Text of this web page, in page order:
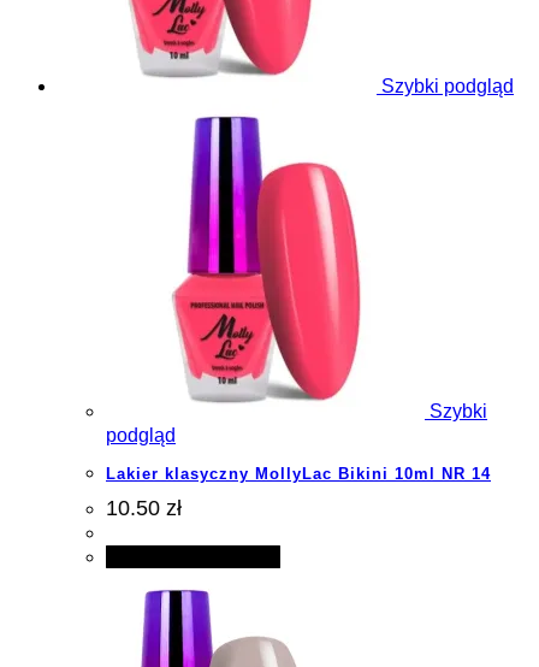
Szybki podgląd
Szybki
podgląd
Lakier klasyczny MollyLac Bikini 10ml NR 14
10.50 zł